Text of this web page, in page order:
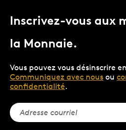
Inscrivez-vous aux
la Monnaie.
Vous pouvez vous désinscrire
Communiquez avec nous ou
confidentialité.